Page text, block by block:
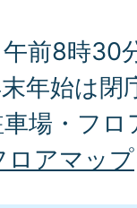
前8時30
年始は閉
場・フ
ロアマップ